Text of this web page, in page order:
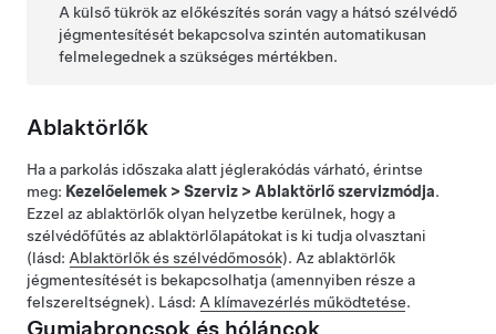
A külső tükrök az előkészítés során vagy a hátsó szélvédő
jégmentesítését bekapcsolva szintén automatikusan
felmelegednek a szükséges mértékben.
Ablaktörlők
Ha a parkolás időszaka alatt jéglerakódás várható, érintse
meg: Kezelőelemek > Szerviz > Ablaktörlő szervizmódja.
Ezzel az ablaktörlők olyan helyzetbe kerülnek, hogy a
szélvédőfűtés az ablaktörlőlapátokat is ki tudja olvasztani
(lásd: Ablaktörlők és szélvédőmosók). Az ablaktörlők
jégmentesítését is bekapcsolhatja (amennyiben része a
felszereltségnek). Lásd: A klímavezérlés működtetése.
Gumiabroncsok és hóláncok